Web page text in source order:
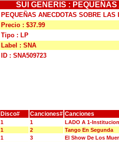
SUI GENERIS :
PEQUEÑAS ANECDOTAS SOBRE LAS
Precio : $37.99
Tipo : LP
Label : SNA
ID : SNA509723
Disco# Canciones# Canciones
1 1
LADO A 1-
1
2
Tango En Segunda
1
3
El Show De Los